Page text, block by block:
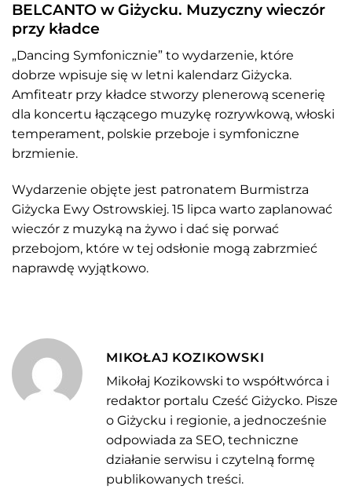
BELCANTO w Giżycku. Muzyczny wieczór
przy kładce
„Dancing Symfonicznie” to wydarzenie, które
dobrze wpisuje się w letni kalendarz Giżycka.
Amfiteatr przy kładce stworzy plenerową scenerię
dla koncertu łączącego muzykę rozrywkową, włoski
temperament, polskie przeboje i symfoniczne
brzmienie.
Wydarzenie objęte jest patronatem Burmistrza
Giżycka Ewy Ostrowskiej. 15 lipca warto zaplanować
wieczór z muzyką na żywo i dać się porwać
przebojom, które w tej odsłonie mogą zabrzmieć
naprawdę wyjątkowo.
MIKOŁAJ KOZIKOWSKI
Mikołaj Kozikowski to współtwórca i
redaktor portalu Cześć Giżycko. Pisze
o Giżycku i regionie, a jednocześnie
odpowiada za SEO, techniczne
działanie serwisu i czytelną formę
publikowanych treści.